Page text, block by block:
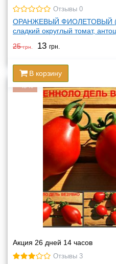
Отзывы 0
ОРАНЖЕВЫЙ ФИОЛЕТОВЫЙ
сладкий округлый томат,
25грн. 13 грн.
В корзину
-48%
Акция 26 дней 14 часов
Отзывы 3